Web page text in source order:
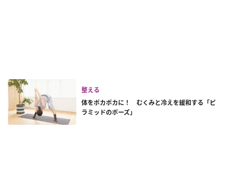
整える
体をポカポカに！ むくみと冷えを緩和する「ピ
ラミッドのポーズ」